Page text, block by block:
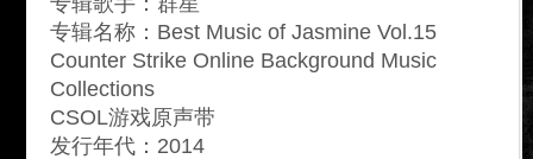
专辑名称：Best Music of Jasmine Vol.15
Counter Strike Online Background Music
Collections
CSOL游戏原声带
发行年代：2014